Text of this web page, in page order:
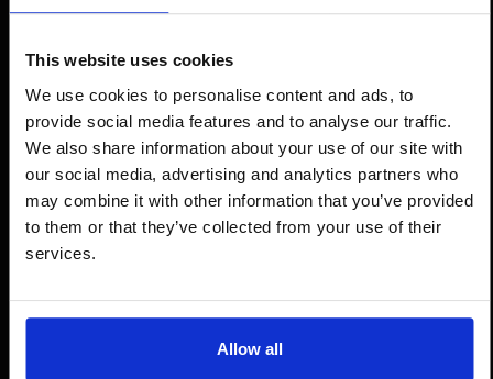
This website uses cookies
We use cookies to personalise content and ads, to
provide social media features and to analyse our traffic.
We also share information about your use of our site with
our social media, advertising and analytics partners who
may combine it with other information that you’ve provided
to them or that they’ve collected from your use of their
services.
Allow all
Digitale Transformation
der Marke Miron